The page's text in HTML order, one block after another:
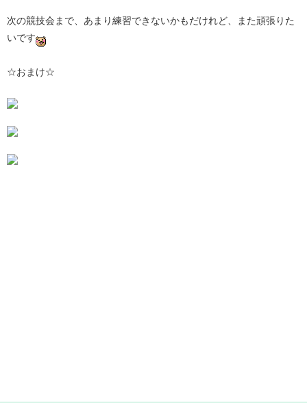
次の競技会まで、あまり練習できないかもだけれど、また頑張りた
いです
☆おまけ☆